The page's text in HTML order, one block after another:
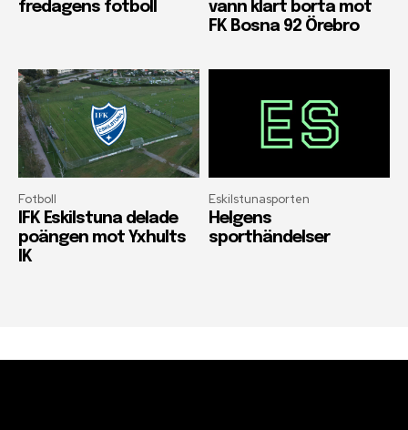
fredagens fotboll
vann klart borta mot
FK Bosna 92 Örebro
Fotboll
IFK Eskilstuna delade
poängen mot Yxhults
IK
Eskilstunasporten
Helgens
sporthändelser